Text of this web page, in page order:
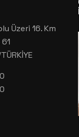
Üzeri 16. Km